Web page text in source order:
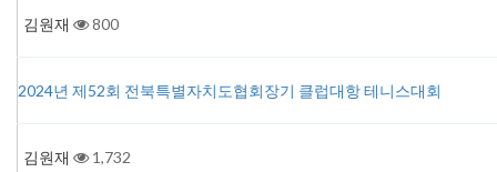
김원재 800
2024년 제52회 전북특별자치도협회장기 클럽대항 테니스대회
김원재 1,732